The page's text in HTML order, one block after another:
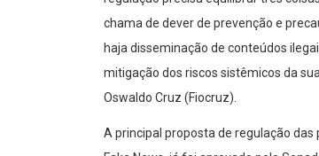
chama de dever de prevenção e
haja disseminação de conteúdos
mitigação dos riscos sistêmicos da
Oswaldo Cruz (Fiocruz).
A principal proposta de regulação